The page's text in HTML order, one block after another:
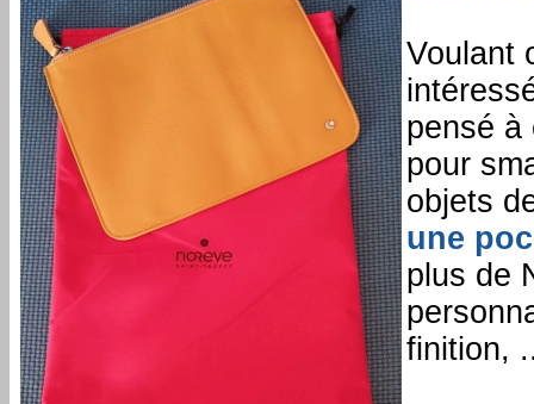
Voulant
pensé à
pour
objets
une
plus de
finition,